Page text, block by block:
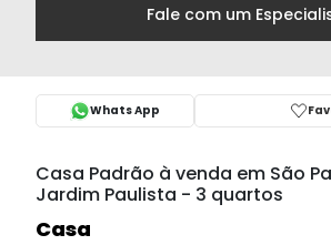
Casa Padrão à venda em São
Jardim Paulista - 3 quartos
Casa
Fale com um
Whats App